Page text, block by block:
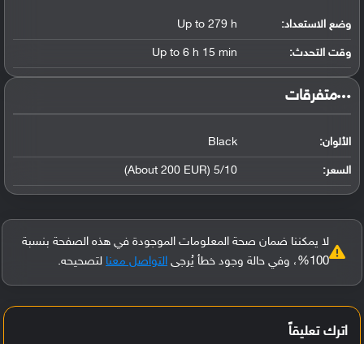
وضع الاستعداد: Up to 279 h
وقت التحدث: Up to 6 h 15 min
‏متفرقات‏
الألوان: Black
السعر: 5/10 (About 200 EUR)
لا يمكننا ضمان صحة المعلومات الموجودة في هذه الصفحة بنسبة
100%، وفي حالة وجود خطأ يُرجى
التواصل معنا لتصحيحه.
اترك تعليقاً